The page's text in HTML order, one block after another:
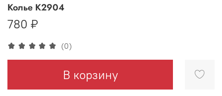
(0)
Колье К2904
780 ₽
В корзину